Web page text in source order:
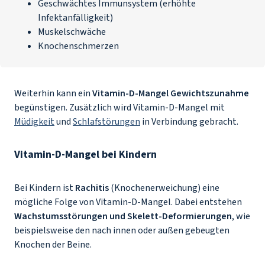
Geschwächtes Immunsystem (erhöhte
Infektanfälligkeit)
Muskelschwäche
Knochenschmerzen
Weiterhin kann einVitamin-D-Mangel Gewichtszunahme
begünstigen. Zusätzlich wird Vitamin-D-Mangel mit
MüdigkeitundSchlafstörungen in Verbindung gebracht.
Vitamin-D-Mangel bei Kindern
Bei Kindern istRachitis(Knochenerweichung) eine
mögliche Folge von Vitamin-D-Mangel. Dabei entstehen
Wachstumsstörungen und Skelett-Deformierungen, wie
beispielsweise den nach innen oder außen gebeugten
Knochen der Beine.